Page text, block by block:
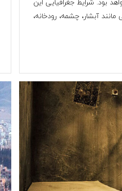
آبشار، چشمه، رودخانه،